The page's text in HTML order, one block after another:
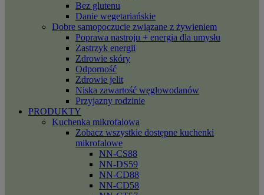
Bez glutenu
Danie wegetariańskie
Dobre samopoczucie związane z żywieniem
Poprawa nastroju + energia dla umysłu
Zastrzyk energii
Zdrowie skóry
Odporność
Zdrowie jelit
Niska zawartość węglowodanów
Przyjazny rodzinie
PRODUKTY
Kuchenka mikrofalowa
Zobacz wszystkie dostępne kuchenki
mikrofalowe
NN-CS88
NN-DS59
NN-CD88
NN-CD58